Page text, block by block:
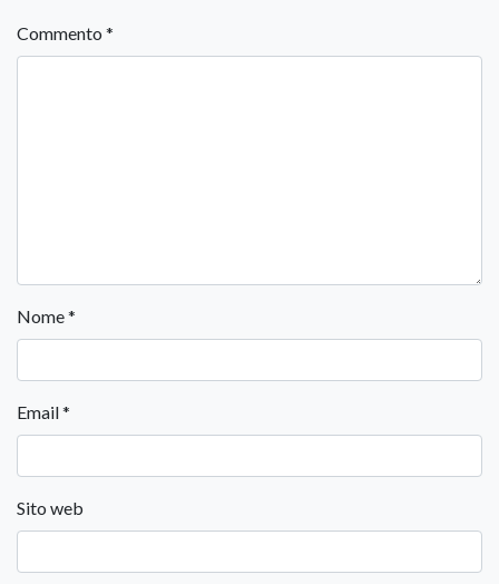
Commento *
Nome*
Email*
Sito web